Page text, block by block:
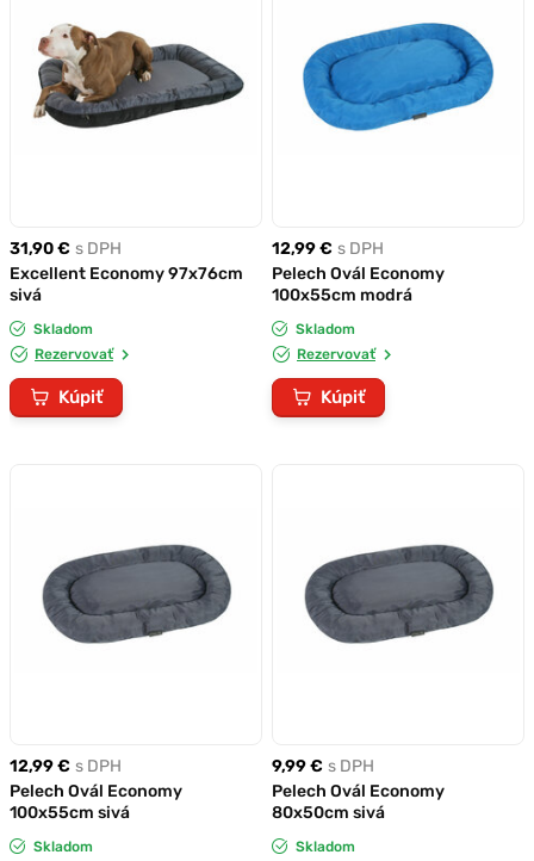
31,90 € s DPH
Excellent Economy 97x76cm
sivá
Skladom
Rezervovať
Kúpiť
12,99 € s DPH
Pelech Ovál Economy
100x55cm modrá
Skladom
Rezervovať
Kúpiť
12,99 € s DPH
Pelech Ovál Economy
100x55cm sivá
Skladom
9,99 € s DPH
Pelech Ovál Economy
80x50cm sivá
Skladom